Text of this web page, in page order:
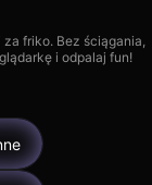
friko. Bez ściągania,
i odpalaj fun!